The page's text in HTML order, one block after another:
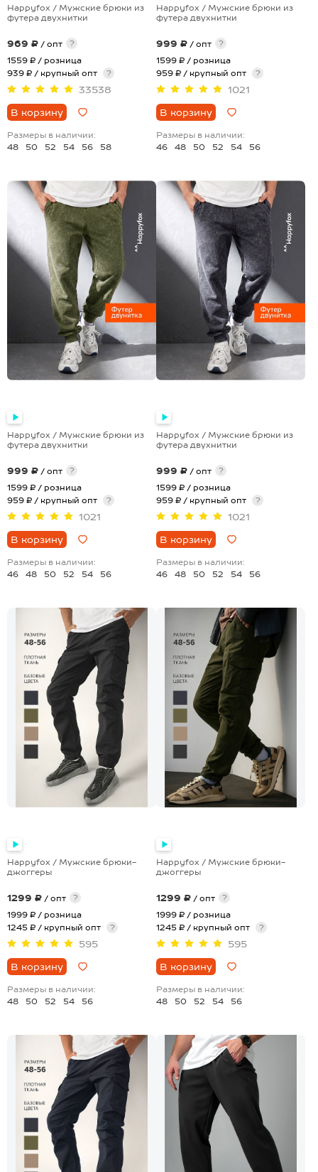
Happyfox / Мужские брюки из
футера двухнитки
969 ₽ / опт
?
1559 ₽ / розница
939 ₽ / крупный опт
?
33538
В корзину
Размеры в наличии:
48
50 52 54 56 58
Happyfox / Мужские брюки из
футера двухнитки
999 ₽ / опт
?
1599 ₽ / розница
959 ₽ / крупный опт
?
1021
В корзину
Размеры в наличии:
46
48 50 52 54 56
Happyfox / Мужские брюки из
футера двухнитки
999 ₽ / опт
?
1599 ₽ / розница
959 ₽ / крупный опт
?
1021
В корзину
Размеры в наличии:
46
48 50 52 54 56
Happyfox / Мужские брюки из
футера двухнитки
999 ₽ / опт
?
1599 ₽ / розница
959 ₽ / крупный опт
?
1021
В корзину
Размеры в наличии:
46
48 50 52 54 56
Happyfox / Мужские брюки-
джоггеры
1299 ₽ / опт
?
1999 ₽ / розница
1245 ₽ / крупный опт
?
595
В корзину
Размеры в наличии:
48
50 52 54 56
Happyfox / Мужские брюки-
джоггеры
1299 ₽ / опт
?
1999 ₽ / розница
1245 ₽ / крупный опт
?
595
В корзину
Размеры в наличии:
48
50 52 54 56